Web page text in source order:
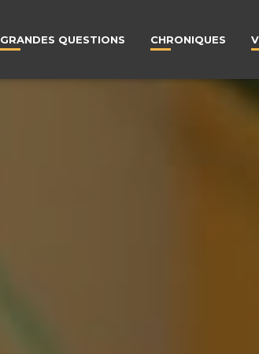
GRANDES QUESTIONS CHRONIQUES